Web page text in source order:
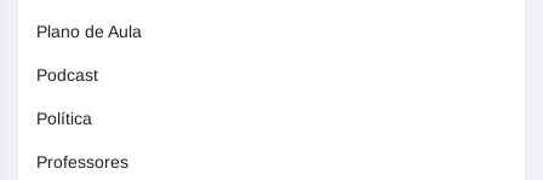
Plano de Aula
Podcast
Política
Professores